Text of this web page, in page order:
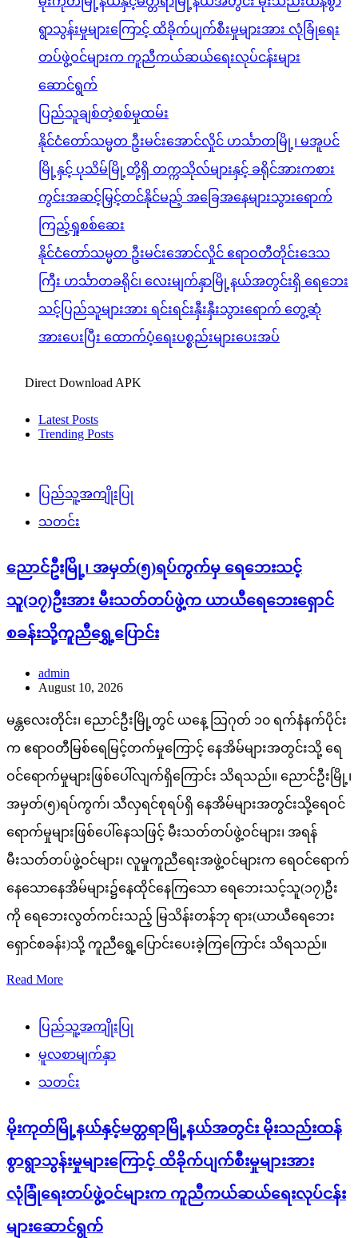
ရွာသွန်းမှုများကြောင့် ထိခိုက်ပျက်စီးမှုများအား လုံခြုံရေး
တပ်ဖွဲ့ဝင်များက ကူညီကယ်ဆယ်ရေးလုပ်ငန်းများ
ဆောင်ရွက်
ပြည်သူချစ်တဲ့စစ်မှုထမ်း
နိုင်ငံတော်သမ္မတ ဦးမင်းအောင်လှိုင် ဟင်္သာတမြို့၊ မအူပင်
မြို့နှင့် ပုသိမ်မြို့တို့ရှိ တက္ကသိုလ်များနှင့် ခရိုင်အားကစား
ကွင်းအဆင့်မြှင့်တင်နိုင်မည့် အခြေအနေများသွားရောက်
ကြည့်ရှုစစ်ဆေး
နိုင်ငံတော်သမ္မတ ဦးမင်းအောင်လှိုင် ဧရာဝတီတိုင်းဒေသ
ကြီး ဟင်္သာတခရိုင်၊ လေးမျက်နှာမြို့နယ်အတွင်းရှိ ရေဘေး
သင့်ပြည်သူများအား ရင်းရင်းနှီးနှီးသွားရောက် တွေ့ဆုံ
အားပေးပြီး ထောက်ပံ့ရေးပစ္စည်းများပေးအပ်
Direct Download APK
Latest Posts
Trending Posts
ပြည်သူ့အကျိုးပြု
သတင်း
ညောင်ဦးမြို့၊ အမှတ်(၅)ရပ်ကွက်မှ ရေဘေးသင့်
သူ(၁၇)ဦးအား မီးသတ်တပ်ဖွဲ့က ယာယီရေဘေးရှောင်
စခန်းသို့ကူညီရွှေ့ပြောင်း
admin
August 10, 2026
မန္တလေးတိုင်း၊ ညောင်ဦးမြို့တွင် ယနေ့ သြဂုတ် ၁၀ ရက်နံနက်ပိုင်း
က ဧရာဝတီမြစ်ရေမြင့်တက်မှုကြောင့် နေအိမ်များအတွင်းသို့ ရေ
ဝင်ရောက်မှုများဖြစ်ပေါ်လျက်ရှိကြောင်း သိရသည်။ ညောင်ဦးမြို့၊
အမှတ်(၅)ရပ်ကွက်၊ သီလှရင်စုရပ်ရှိ နေအိမ်များအတွင်းသို့ရေဝင်
ရောက်မှုများဖြစ်ပေါ်နေသဖြင့် မီးသတ်တပ်ဖွဲ့ဝင်များ၊ အရန်
မီးသတ်တပ်ဖွဲ့ဝင်များ၊ လူမှုကူညီရေးအဖွဲ့ဝင်များက ရေဝင်ရောက်
နေသောနေအိမ်များ၌နေထိုင်နေကြသော ရေဘေးသင့်သူ(၁၇)ဦး
ကို ရေဘေးလွတ်ကင်းသည့် မြသိန်းတန်ဘု ရား(ယာယီရေဘေး
ရှောင်စခန်း)သို့ ကူညီရွေ့ပြောင်းပေးခဲ့ကြကြောင်း သိရသည်။
Read More
ပြည်သူ့အကျိုးပြု
မူလစာမျက်နှာ
သတင်း
မိုးကုတ်မြို့နယ်နှင့်မတ္တရာမြို့နယ်အတွင်း မိုးသည်းထန်
စွာရွာသွန်းမှုများကြောင့် ထိခိုက်ပျက်စီးမှုများအား
လုံခြုံရေးတပ်ဖွဲ့ဝင်များက ကူညီကယ်ဆယ်ရေးလုပ်ငန်း
များဆောင်ရွက်